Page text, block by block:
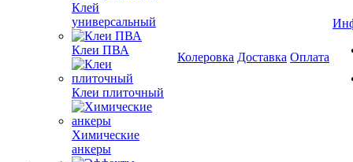
Клей
универсальный
Клеи ПВА
Клеи плиточный
Химические
анкеры
Колеровка Доставка Оплата